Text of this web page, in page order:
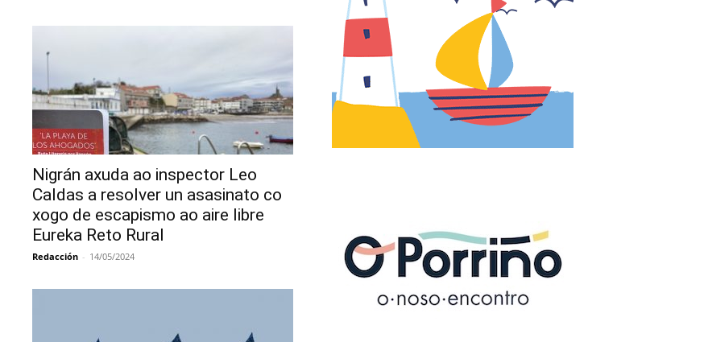
Nigrán axuda ao inspector Leo
Caldas a resolver un asasinato co
xogo de escapismo ao aire libre
Eureka Reto Rural
Redacción - 14/05/2024